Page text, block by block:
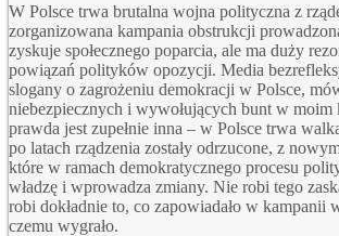
W Polsce trwa brutalna wojna polityczna z
zorganizowana kampania obstrukcji
zyskuje społecznego poparcia, ale ma duży
powiązań polityków opozycji. Media
slogany o zagrożeniu demokracji w Polsce,
niebezpiecznych i wywołujących bunt w moim
prawda jest zupełnie inna – w Polsce trwa
po latach rządzenia zostały odrzucone, z
które w ramach demokratycznego procesu
władzę i wprowadza zmiany. Nie robi tego
robi dokładnie to, co zapowiadało w kampanii
czemu wygrało.